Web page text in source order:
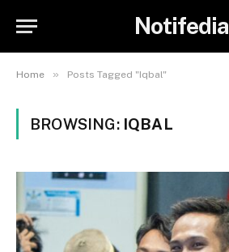
Notifedia
Home » Posts Tagged "Iqbal"
BROWSING: IQBAL